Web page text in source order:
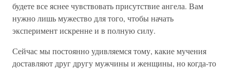
будете все яснее чувствовать присутствие ангела. Вам
нужно лишь мужество для того, чтобы начать
эксперимент искренне и в полную силу.
Сейчас мы постоянно удивляемся тому, какие мучения
доставляют друг другу мужчины и женщины, но когда-то